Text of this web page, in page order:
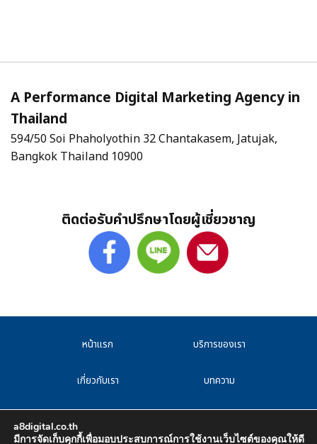
A Performance Digital Marketing Agency in
Thailand
594/50 Soi Phaholyothin 32 Chantakasem, Jatujak,
Bangkok Thailand 10900
ติดต่อรับคำปรึกษาโดยผู้เชี่ยวชาญ
หน้าแรก บริการของเรา
เกี่ยวกับเรา บทความ
a8digital.co.th
มีการจัดเก็บคุกกี้เพื่อมอบประสบการณ์การใช้งานเว็บไซต์ของคุณให้ดี